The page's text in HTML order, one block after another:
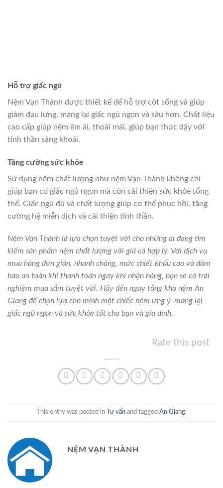
Hỗ trợ giấc ngủ
Nệm Vạn Thành được thiết kế để hỗ trợ cột sống và giúp
giảm đau lưng, mang lại giấc ngủ ngon và sâu hơn. Chất liệu
cao cấp giúp nệm êm ái, thoải mái, giúp bạn thức dậy với
tinh thần sảng khoái.
Tăng cường sức khỏe
Sử dụng nệm chất lượng như nệm Vạn Thành không chỉ
giúp bạn có giấc ngủ ngon mà còn cải thiện sức khỏe tổng
thể. Giấc ngủ đủ và chất lượng giúp cơ thể phục hồi, tăng
cường hệ miễn dịch và cải thiện tinh thần.
Nệm Vạn Thành là lựa chọn tuyệt vời cho những ai đang tìm
kiếm sản phẩm nệm chất lượng với giá cả hợp lý. Với dịch vụ
mua hàng đơn giản, nhanh chóng, mức chiết khấu cao và đảm
bảo an toàn khi thanh toán ngay khi nhận hàng, bạn sẽ có trải
nghiệm mua sắm tuyệt vời. Hãy đến ngay tổng kho nệm An
Giang để chọn lựa cho mình một chiếc nệm ưng ý, mang lại
giấc ngủ ngon và sức khỏe tốt cho bạn và gia đình.
Rate this post
This entry was posted in Tư vấn and tagged An Giang.
NỆM VẠN THÀNH